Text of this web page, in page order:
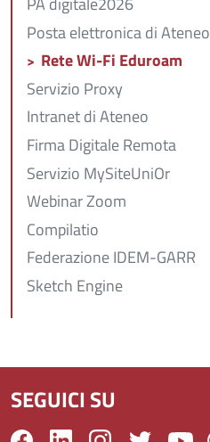
Posta elettronica di Ateneo
Rete Wi-Fi Eduroam
Servizio Proxy
Intranet di Ateneo
Firma Digitale Remota
Servizio MySiteUniOr
Webinar Zoom
Compilatio
Federazione IDEM-GARR
Sketch Engine
SEGUICI SU